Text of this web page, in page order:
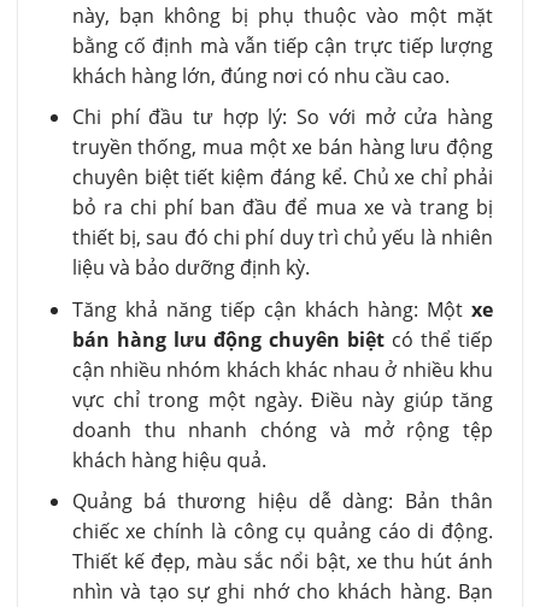
này, bạn không bị phụ thuộc vào một mặt
bằng cố định mà vẫn tiếp cận trực tiếp lượng
khách hàng lớn, đúng nơi có nhu cầu cao.
Chi phí đầu tư hợp lý: So với mở cửa hàng
truyền thống, mua một xe bán hàng lưu động
chuyên biệt tiết kiệm đáng kể. Chủ xe chỉ phải
bỏ ra chi phí ban đầu để mua xe và trang bị
thiết bị, sau đó chi phí duy trì chủ yếu là nhiên
liệu và bảo dưỡng định kỳ.
Tăng khả năng tiếp cận khách hàng: Một xe
bán hàng lưu động chuyên biệt có thể tiếp
cận nhiều nhóm khách khác nhau ở nhiều khu
vực chỉ trong một ngày. Điều này giúp tăng
doanh thu nhanh chóng và mở rộng tệp
khách hàng hiệu quả.
Quảng bá thương hiệu dễ dàng: Bản thân
chiếc xe chính là công cụ quảng cáo di động.
Thiết kế đẹp, màu sắc nổi bật, xe thu hút ánh
nhìn và tạo sự ghi nhớ cho khách hàng. Bạn